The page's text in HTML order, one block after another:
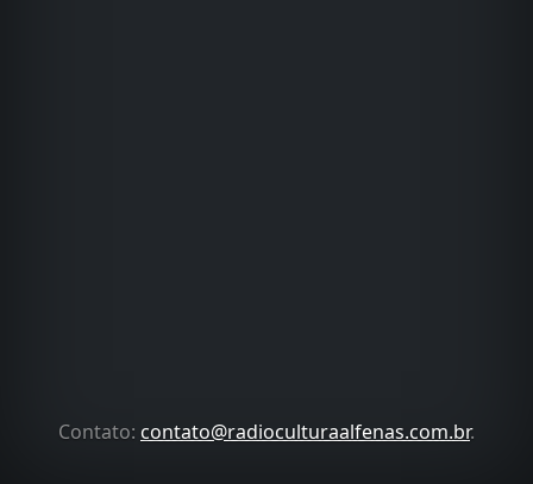
Contato: contato@radioculturaalfenas.com.br.